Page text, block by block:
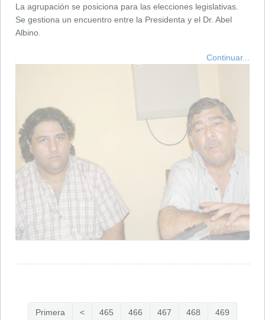
La agrupación se posiciona para las elecciones legislativas.
Se gestiona un encuentro entre la Presidenta y el Dr. Abel
Albino.
Continuar...
Primera < 465 466 467 468 469